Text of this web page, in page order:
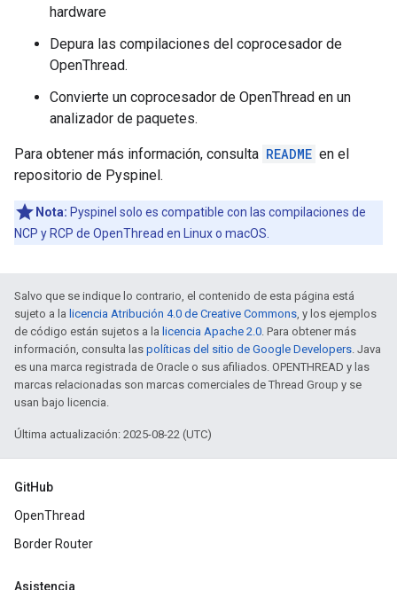
hardware
Depura las compilaciones del coprocesador de
OpenThread.
Convierte un coprocesador de OpenThread en un
analizador de paquetes.
Para obtener más información, consulta README en el
repositorio de Pyspinel.
Nota: Pyspinel solo es compatible con las compilaciones de
NCP y RCP de OpenThread en Linux o macOS.
Salvo que se indique lo contrario, el contenido de esta página está
sujeto a la licencia Atribución 4.0 de Creative Commons, y los ejemplos
de código están sujetos a la licencia Apache 2.0. Para obtener más
información, consulta las políticas del sitio de Google Developers. Java
es una marca registrada de Oracle o sus afiliados. OPENTHREAD y las
marcas relacionadas son marcas comerciales de Thread Group y se
usan bajo licencia.
Última actualización: 2025-08-22 (UTC)
GitHub
OpenThread
Border Router
Asistencia